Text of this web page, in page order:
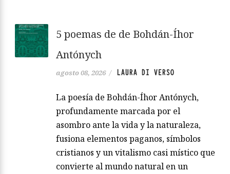
5 poemas de de Bohdán-Íhor
Antónych
agosto 08, 2026 / LAURA DI VERSO
La poesía de Bohdán-Íhor Antónych,
profundamente marcada por el
asombro ante la vida y la naturaleza,
fusiona elementos paganos, símbolos
cristianos y un vitalismo casi místico que
convierte al mundo natural en un